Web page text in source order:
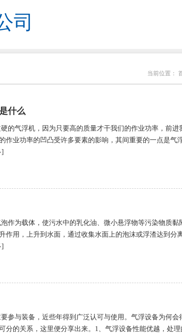
司
当前位置：
什么
的气浮机，因为只要高的质量才干我们的作业功率，前进
作业功率的凹凸受许多要素的影响，其间重要的一点是气
作为载体，使污水中的乳化油、微小悬浮物等污染物质黏
作用，上升到水面，通过收集水面上的泡沫或浮渣达到分
参与装备，近些年得到广泛认可与使用。气浮设备为何会
分的关系，这里便分享出来。1、气浮设备性能优越，处理